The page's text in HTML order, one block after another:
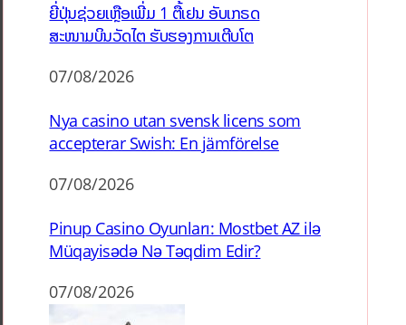
ຍີ່ປຸ່ນຊ່ວຍເຫຼືອເພີ່ມ 1 ຕື້ເຢນ ອັບເກຣດ
ສະໜາມບິນວັດໄຕ ຮັບຮອງການເຕີບໂຕ
07/08/2026
Nya casino utan svensk licens som
accepterar Swish: En jämförelse
07/08/2026
Pinup Casino Oyunları: Mostbet AZ ilə
Müqayisədə Nə Təqdim Edir?
07/08/2026